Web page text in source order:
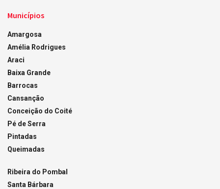
Municípios
Amargosa
Amélia Rodrigues
Araci
Baixa Grande
Barrocas
Cansanção
Conceição do Coité
Pé de Serra
Pintadas
Queimadas
Ribeira do Pombal
Santa Bárbara